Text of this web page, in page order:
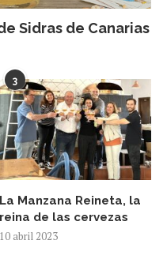
Sidras de Canarias
3
La Manzana Reineta, la
reina de las cervezas
10 abril 2023